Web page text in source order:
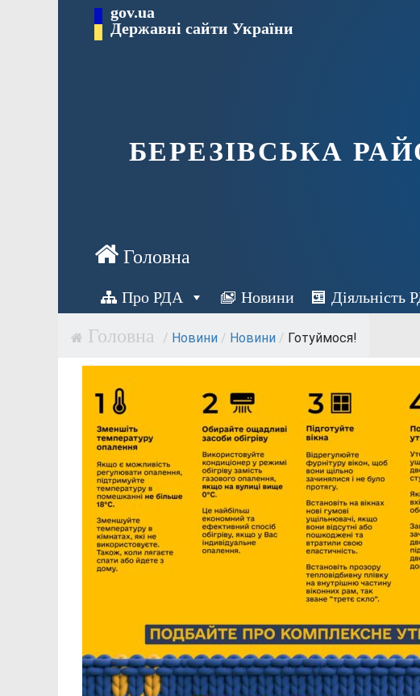
Перейти gov.ua
Державні сайти України
БЕРЕЗІВСЬКА
Про РДА Новини Діяльність
/ Новини / Новини / Готуймося!